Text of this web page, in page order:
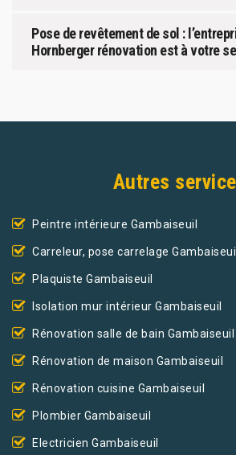
Pose de revêtement de sol :
Hornberger rénovation est à votre
Autres
Peintre intérieure Gambaiseuil
Carreleur, pose carrelage Gambaiseuil
Plaquiste Gambaiseuil
Isolation mur intérieur Gambaiseuil
Rénovation salle de bain Gambaiseuil
Rénovation de maison Gambaiseuil
Rénovation cuisine Gambaiseuil
Plombier Gambaiseuil
Electricien Gambaiseuil